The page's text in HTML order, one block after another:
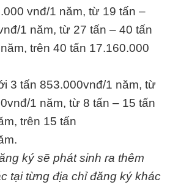
vnđ/1 năm, từ 19 tấn –
1 năm, từ 27 tấn – 40 tấn
trên 40 tấn 17.160.000
3 tấn 853.000vnđ/1 năm, từ
1 năm, từ 8 tấn – 15 tấn
trên 15 tấn
ký sẽ phát sinh ra thêm
tại từng địa chỉ đăng ký khác